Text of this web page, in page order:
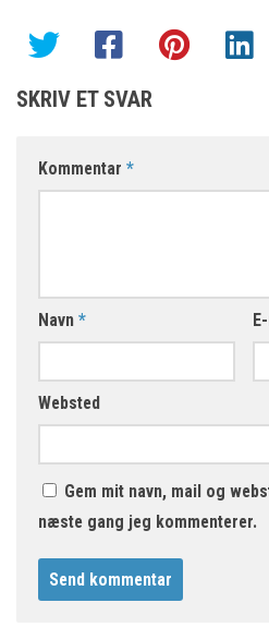
SKRIV ET SVAR
Kommentar *
Navn *
Websted
Gem mit navn, mail og
næste gang jeg kommenterer.